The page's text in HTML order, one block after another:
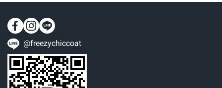
@freezychiccoat